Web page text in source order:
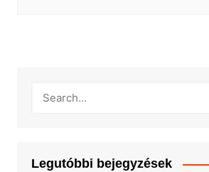
Legutóbbi bejegyzések